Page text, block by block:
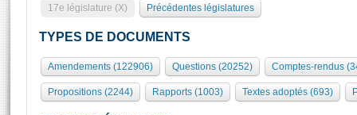
Présidence
577 députés
Groupes politiques
Séance publique
Commissions et autres organes
Europe et International
Rôle et pouvoirs de l'Assemblée
Organisation de l'Assemblée
Présidence Conférence des Présidents Bureau Collège des
Visiter l'Assemblée
Visite virtuelle du palais Bourbon
Assister à une séance
17e législature (X) Précédentes législatures
TYPES DE DOCUMENTS
Amendements (122906) Questions (20252) Comptes-rendus
Propositions (2244) Rapports (1003) Textes adoptés (693)